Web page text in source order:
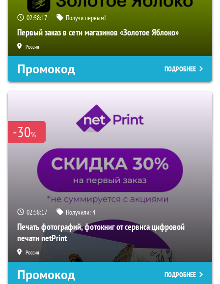
02:58:16 Получи первым!
Первый заказ в сети магазинов «Золотое Яблоко»
Россия
Промокод ПОДРОБНЕЕ
-30%
02:58:16 Получили:4
Печать фотографий, фотокниг от сервиса цифровой
печати netPrint
Россия
Промокод ПОДРОБНЕЕ